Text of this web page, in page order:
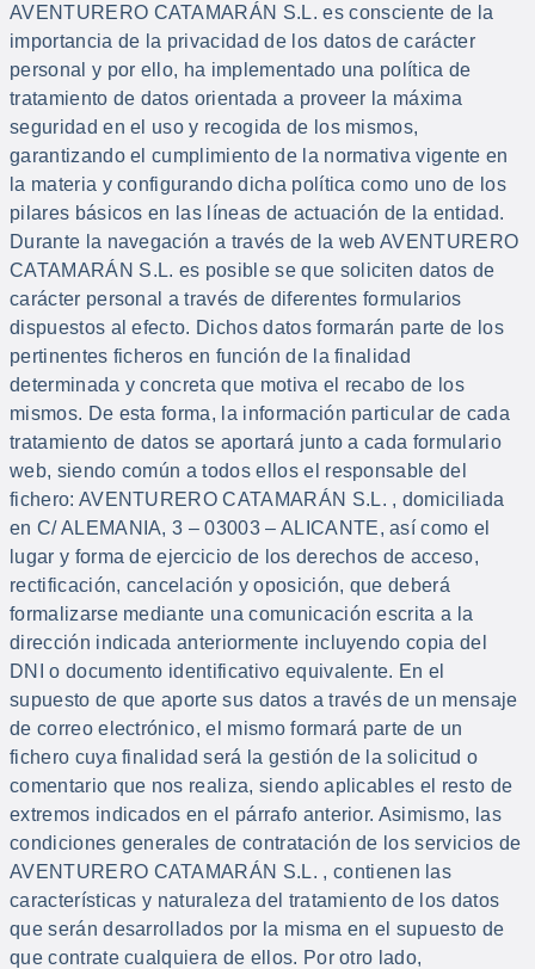
AVENTURERO CATAMARÁN S.L. es consciente de la
importancia de la privacidad de los datos de carácter
personal y por ello, ha implementado una política de
tratamiento de datos orientada a proveer la máxima
seguridad en el uso y recogida de los mismos,
garantizando el cumplimiento de la normativa vigente en
la materia y configurando dicha política como uno de los
pilares básicos en las líneas de actuación de la entidad.
Durante la navegación a través de la web AVENTURERO
CATAMARÁN S.L. es posible se que soliciten datos de
carácter personal a través de diferentes formularios
dispuestos al efecto. Dichos datos formarán parte de los
pertinentes ficheros en función de la finalidad
determinada y concreta que motiva el recabo de los
mismos. De esta forma, la información particular de cada
tratamiento de datos se aportará junto a cada formulario
web, siendo común a todos ellos el responsable del
fichero: AVENTURERO CATAMARÁN S.L. , domiciliada
en C/ ALEMANIA, 3 – 03003 – ALICANTE, así como el
lugar y forma de ejercicio de los derechos de acceso,
rectificación, cancelación y oposición, que deberá
formalizarse mediante una comunicación escrita a la
dirección indicada anteriormente incluyendo copia del
DNI o documento identificativo equivalente. En el
supuesto de que aporte sus datos a través de un mensaje
de correo electrónico, el mismo formará parte de un
fichero cuya finalidad será la gestión de la solicitud o
comentario que nos realiza, siendo aplicables el resto de
extremos indicados en el párrafo anterior. Asimismo, las
condiciones generales de contratación de los servicios de
AVENTURERO CATAMARÁN S.L. , contienen las
características y naturaleza del tratamiento de los datos
que serán desarrollados por la misma en el supuesto de
que contrate cualquiera de ellos. Por otro lado,